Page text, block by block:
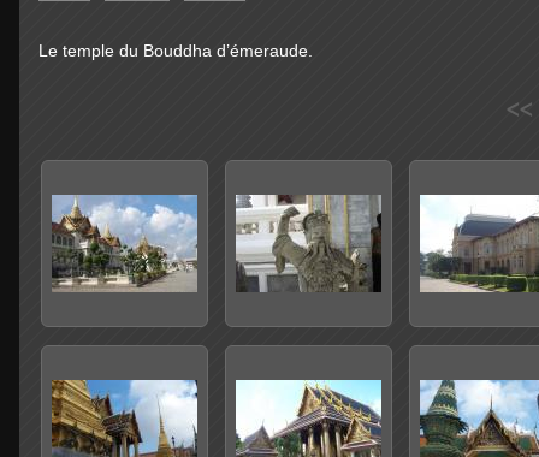
Le temple du Bouddha d’émeraude.
<<